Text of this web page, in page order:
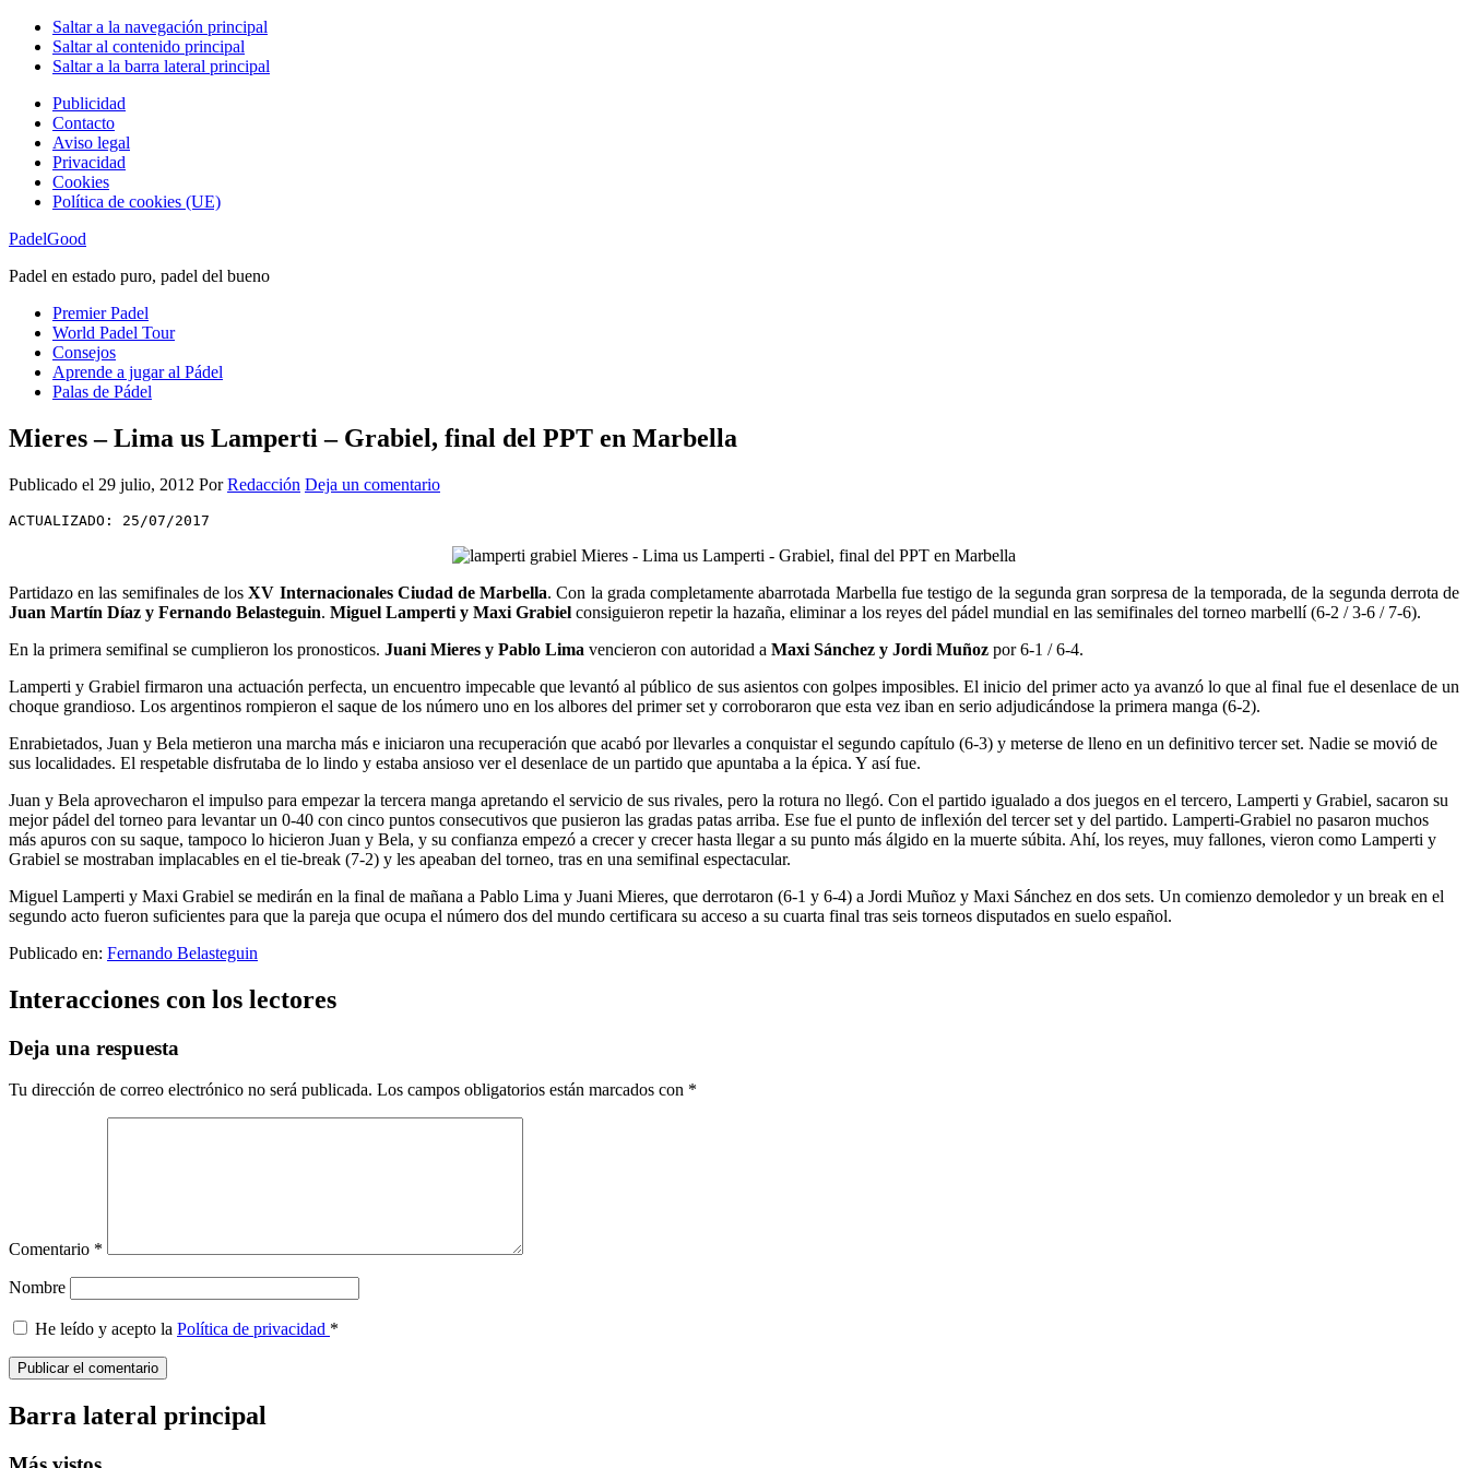
Saltar a la navegación principal
Saltar al contenido principal
Saltar a la barra lateral principal
Publicidad
Contacto
Aviso legal
Privacidad
Cookies
Política de cookies (UE)
PadelGood
Padel en estado puro, padel del bueno
Premier Padel
World Padel Tour
Consejos
Aprende a jugar al Pádel
Palas de Pádel
Mieres – Lima us Lamperti – Grabiel, final del PPT en Marbella
Publicado el 29 julio, 2012 PorRedacción Deja un comentario
ACTUALIZADO: 25/07/2017
Partidazo en las semifinales de losXV Internacionales Ciudad de Marbella. Con la grada completamente abarrotada Marbella fue testigo de la segunda gran sorpresa de la temporada, de la segunda derrota de
Juan Martín Díaz y Fernando Belasteguin. Miguel Lamperti y Maxi Grabiel consiguieron repetir la hazaña, eliminar a los reyes del pádel mundial en las semifinales del torneo marbellí (6-2 / 3-6 / 7-6).
En la primera semifinal se cumplieron los pronosticos. Juani Mieres y Pablo Lima vencieron con autoridad a Maxi Sánchez y Jordi Muñoz por 6-1 / 6-4.
Lamperti y Grabiel firmaron una actuación perfecta, un encuentro impecable que levantó al público de sus asientos con golpes imposibles. El inicio del primer acto ya avanzó lo que al final fue el desenlace de un
choque grandioso. Los argentinos rompieron el saque de los número uno en los albores del primer set y corroboraron que esta vez iban en serio adjudicándose la primera manga (6-2).
Enrabietados, Juan y Bela metieron una marcha más e iniciaron una recuperación que acabó por llevarles a conquistar el segundo capítulo (6-3) y meterse de lleno en un definitivo tercer set. Nadie se movió de
sus localidades. El respetable disfrutaba de lo lindo y estaba ansioso ver el desenlace de un partido que apuntaba a la épica. Y así fue.
Juan y Bela aprovecharon el impulso para empezar la tercera manga apretando el servicio de sus rivales, pero la rotura no llegó. Con el partido igualado a dos juegos en el tercero, Lamperti y Grabiel, sacaron su
mejor pádel del torneo para levantar un 0-40 con cinco puntos consecutivos que pusieron las gradas patas arriba. Ese fue el punto de inflexión del tercer set y del partido. Lamperti-Grabiel no pasaron muchos
más apuros con su saque, tampoco lo hicieron Juan y Bela, y su confianza empezó a crecer y crecer hasta llegar a su punto más álgido en la muerte súbita. Ahí, los reyes, muy fallones, vieron como Lamperti y
Grabiel se mostraban implacables en el tie-break (7-2) y les apeaban del torneo, tras en una semifinal espectacular.
Miguel Lamperti y Maxi Grabiel se medirán en la final de mañana a Pablo Lima y Juani Mieres, que derrotaron (6-1 y 6-4) a Jordi Muñoz y Maxi Sánchez en dos sets. Un comienzo demoledor y un break en el
segundo acto fueron suficientes para que la pareja que ocupa el número dos del mundo certificara su acceso a su cuarta final tras seis torneos disputados en suelo español.
Publicado en: Fernando Belasteguin
Interacciones con los lectores
Deja una respuesta
Tu dirección de correo electrónico no será publicada. Los campos obligatorios están marcados con *
Comentario *
Nombre
He leído y acepto la Política de privacidad *
Barra lateral principal